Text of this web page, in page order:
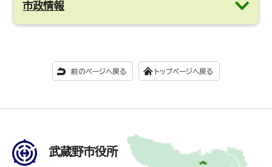
市政情報
前のページへ戻る トップページへ戻る
武蔵野市役所